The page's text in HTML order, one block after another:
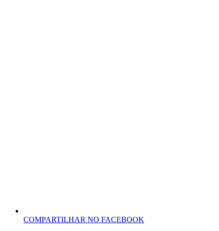
COMPARTILHAR NO FACEBOOK